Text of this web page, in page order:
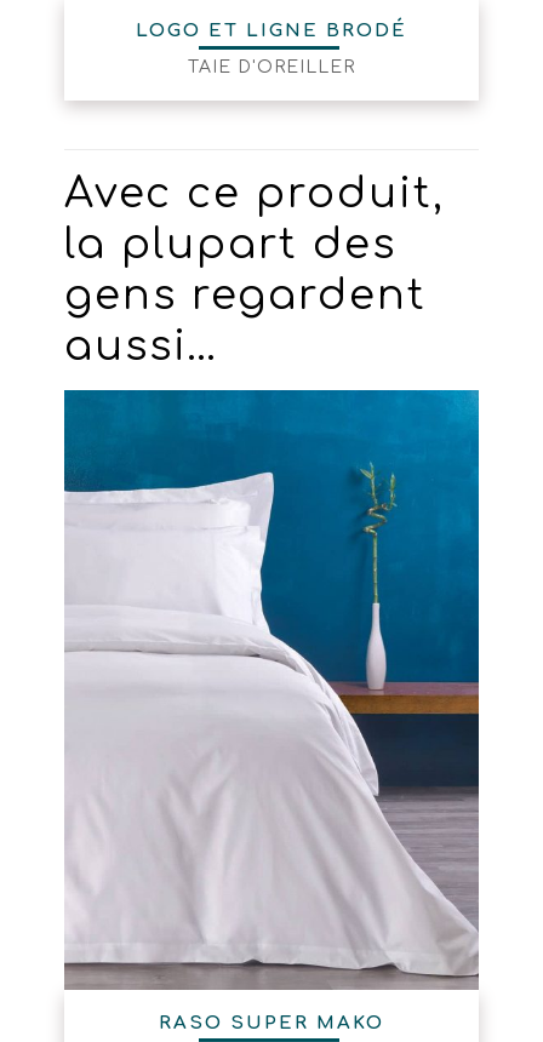
LOGO ET LIGNE BRODÉ
TAIE D'OREILLER
Avec ce produit,
la plupart des
gens regardent
aussi…
RASO SUPER MAKO